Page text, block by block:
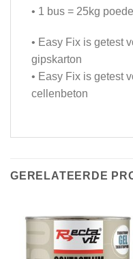
• 1 bus = 25kg
• Easy Fix is getest
gipskarton
• Easy Fix is getest
cellenbeton
GERELATEERDE